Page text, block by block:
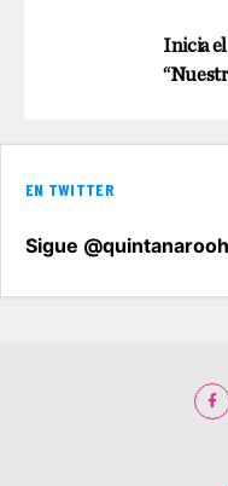
Inicia
EN TWITTER
Sigue